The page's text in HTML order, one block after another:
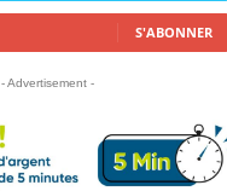
S'ABONNER
- Advertisement -